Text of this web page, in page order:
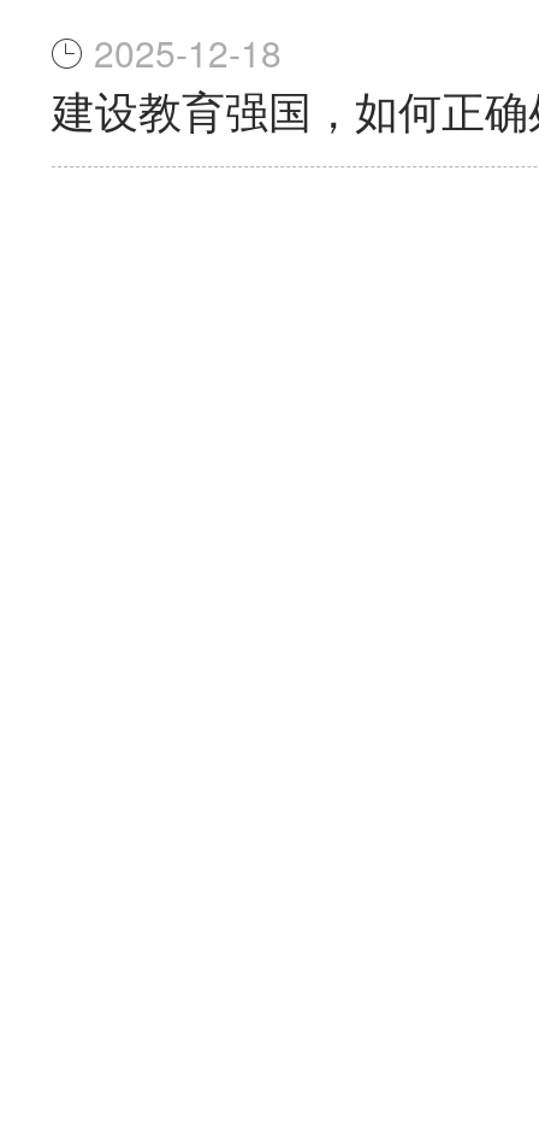
2025-12-18
建设教育强国，如何正